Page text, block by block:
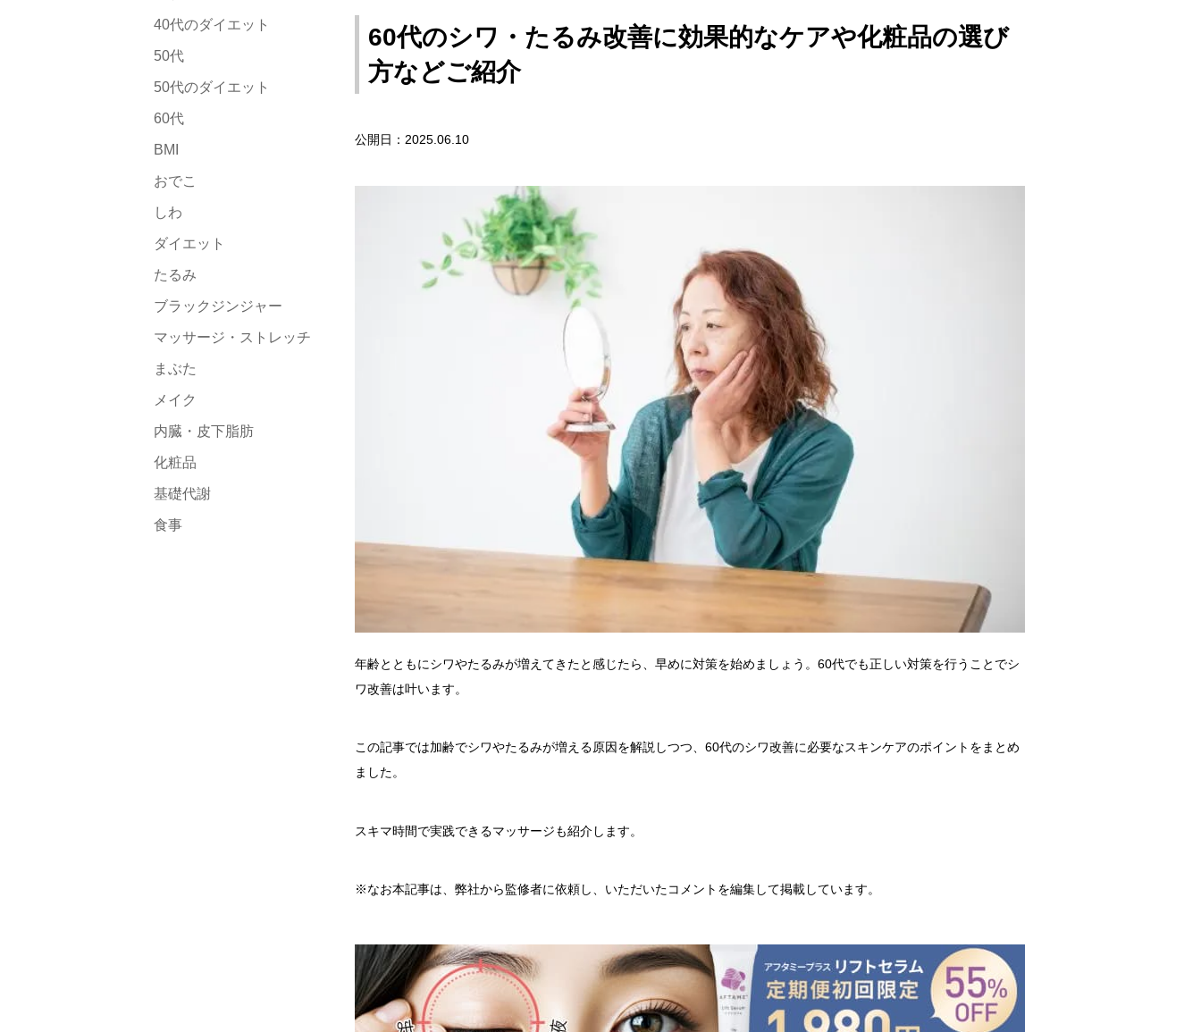
40代のダイエット
50代
50代のダイエット
60代
BMI
おでこ
しわ
ダイエット
たるみ
ブラックジンジャー
マッサージ・ストレッチ
まぶた
メイク
内臓・皮下脂肪
化粧品
基礎代謝
食事
60代のシワ・たるみ改善に効果的なケアや化粧品の選び
方などご紹介
公開日：2025.06.10
年齢とともにシワやたるみが増えてきたと感じたら、早めに対策を始めましょう。60代でも正しい対策を行うことでシ
ワ改善は叶います。
この記事では加齢でシワやたるみが増える原因を解説しつつ、60代のシワ改善に必要なスキンケアのポイントをまとめ
ました。
スキマ時間で実践できるマッサージも紹介します。
※なお本記事は、弊社から監修者に依頼し、いただいたコメントを編集して掲載しています。